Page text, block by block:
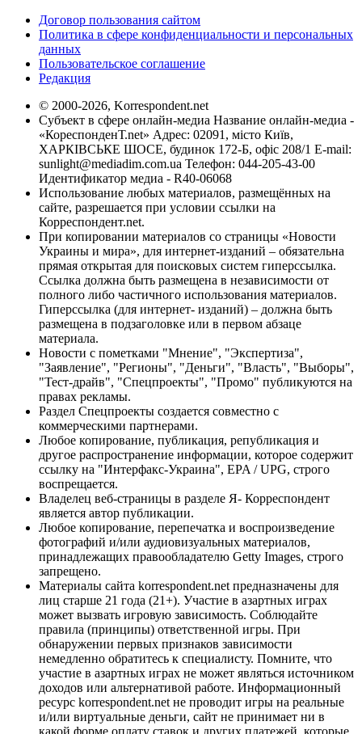
Договор пользования сайтом
Политика в сфере конфиденциальности и персональных
данных
Пользовательское соглашение
Редакция
© 2000-2026, Korrespondent.net
Субъект в сфере онлайн-медиа Название онлайн-медиа -
«КореспонденТ.net» Адрес: 02091, місто Київ,
ХАРКІВСЬКЕ ШОСЕ, будинок 172-Б, офіс 208/1 E-mail:
sunlight@mediadim.com.ua Телефон: 044-205-43-00
Идентификатор медиа - R40-06068
Использование любых материалов, размещённых на
сайте, разрешается при условии ссылки на
Корреспондент.net.
При копировании материалов со страницы «Новости
Украины и мира», для интернет-изданий – обязательна
прямая открытая для поисковых систем гиперссылка.
Ссылка должна быть размещена в независимости от
полного либо частичного использования материалов.
Гиперссылка (для интернет- изданий) – должна быть
размещена в подзаголовке или в первом абзаце
материала.
Новости с пометками "Мнение", "Экспертиза",
"Заявление", "Регионы", "Деньги", "Власть", "Выборы",
"Тест-драйв", "Спецпроекты", "Промо" публикуются на
правах рекламы.
Раздел Спецпроекты создается совместно с
коммерческими партнерами.
Любое копирование, публикация, републикация и
другое распространение информации, которое содержит
ссылку на "Интерфакс-Украина", EPA / UPG, строго
воспрещается.
Владелец веб-страницы в разделе Я- Корреспондент
является автор публикации.
Любое копирование, перепечатка и воспроизведение
фотографий и/или аудиовизуальных материалов,
принадлежащих правообладателю Getty Images, строго
запрещено.
Материалы сайта korrespondent.net предназначены для
лиц старше 21 года (21+). Участие в азартных играх
может вызвать игровую зависимость. Соблюдайте
правила (принципы) ответственной игры. При
обнаружении первых признаков зависимости
немедленно обратитесь к специалисту. Помните, что
участие в азартных играх не может являться источником
доходов или альтернативой работе. Информационный
ресурс korrespondent.net не проводит игры на реальные
и/или виртуальные деньги, сайт не принимает ни в
какой форме оплату ставок и других платежей, которые